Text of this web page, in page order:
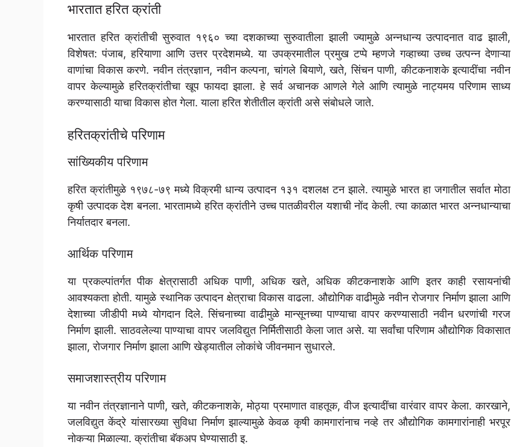
भारतात हरित क्रांती
भारतात हरित क्रांतीची सुरुवात १९६० च्या दशकाच्या सुरुवातीला झाली ज्यामुळे अन्नधान्य उत्पादनात वाढ झाली,
विशेषत: पंजाब, हरियाणा आणि उत्तर प्रदेशमध्ये. या उपक्रमातील प्रमुख टप्पे म्हणजे गव्हाच्या उच्च उत्पन्न देणाऱ्या
वाणांचा विकास करणे. नवीन तंत्रज्ञान, नवीन कल्पना, चांगले बियाणे, खते, सिंचन पाणी, कीटकनाशके इत्यादींचा नवीन
वापर केल्यामुळे हरितक्रांतीचा खूप फायदा झाला. हे सर्व अचानक आणले गेले आणि त्यामुळे नाट्यमय परिणाम साध्य
करण्यासाठी याचा विकास होत गेला. याला हरित शेतीतील क्रांती असे संबोधले जाते.
हरितक्रांतीचे परिणाम
सांख्यिकीय परिणाम
हरित क्रांतीमुळे १९७८-७९ मध्ये विक्रमी धान्य उत्पादन १३१ दशलक्ष टन झाले. त्यामुळे भारत हा जगातील सर्वात मोठा
कृषी उत्पादक देश बनला. भारतामध्ये हरित क्रांतीने उच्च पातळीवरील यशाची नोंद केली. त्या काळात भारत अन्नधान्याचा
निर्यातदार बनला.
आर्थिक परिणाम
या प्रकल्पांतर्गत पीक क्षेत्रासाठी अधिक पाणी, अधिक खते, अधिक कीटकनाशके आणि इतर काही रसायनांची
आवश्यकता होती. यामुळे स्थानिक उत्पादन क्षेत्राचा विकास वाढला. औद्योगिक वाढीमुळे नवीन रोजगार निर्माण झाला आणि
देशाच्या जीडीपी मध्ये योगदान दिले. सिंचनाच्या वाढीमुळे मान्सूनच्या पाण्याचा वापर करण्यासाठी नवीन धरणांची गरज
निर्माण झाली. साठवलेल्या पाण्याचा वापर जलविद्युत निर्मितीसाठी केला जात असे. या सर्वांचा परिणाम औद्योगिक विकासात
झाला, रोजगार निर्माण झाला आणि खेड्यातील लोकांचे जीवनमान सुधारले.
समाजशास्त्रीय परिणाम
या नवीन तंत्रज्ञानाने पाणी, खते, कीटकनाशके, मोठ्या प्रमाणात वाहतूक, वीज इत्यादींचा वारंवार वापर केला. कारखाने,
जलविद्युत केंद्रे यांसारख्या सुविधा निर्माण झाल्यामुळे केवळ कृषी कामगारांनाच नव्हे तर औद्योगिक कामगारांनाही भरपूर
नोकऱ्या मिळाल्या. क्रांतीचा बॅकअप घेण्यासाठी इ.